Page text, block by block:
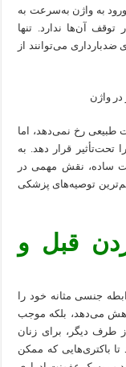
ورود به واژن به‌سرعت به
آن‌ها ندارد. تنها
می‌توانند از
واژن
طبیعی رخ نمی‌دهد، اما
تحت‌تأثیر قرار دهد. به
ساده، نقش مهمی در
توصیه‌های پزشکی
قبل و
جنسی مثانه خود را
کاهش می‌دهد، بلکه موجب
طرف دیگر، برای زنان
باکتری‌هایی که ممکن